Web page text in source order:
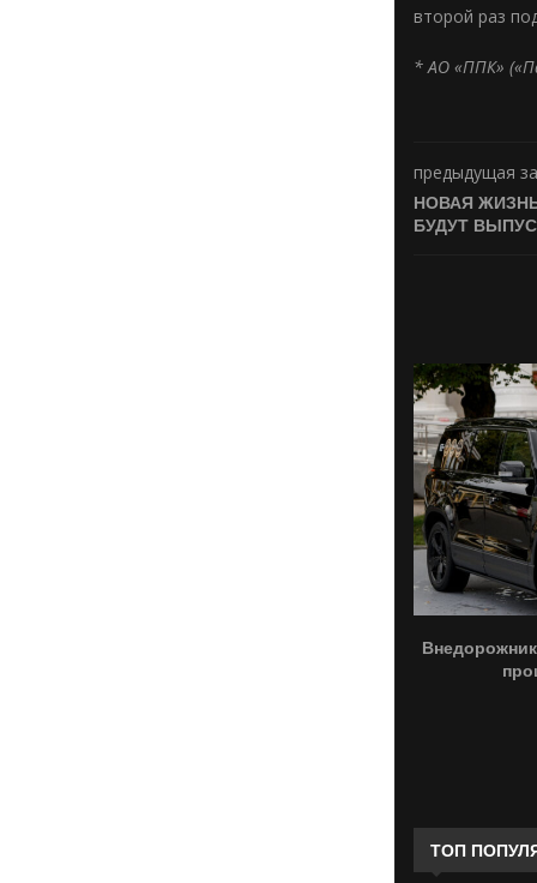
второй раз
* АО «ППК»
предыдущая
НОВАЯ
БУДУТ
ТОП